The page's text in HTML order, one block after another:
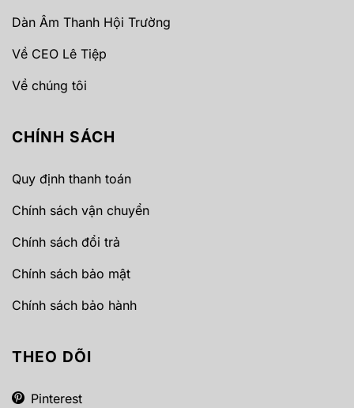
Dàn Âm Thanh Hội Trường
Về CEO Lê Tiệp
Về chúng tôi
CHÍNH SÁCH
Quy định thanh toán
Chính sách vận chuyển
Chính sách đổi trả
Chính sách bảo mật
Chính sách bảo hành
THEO DÕI
Pinterest